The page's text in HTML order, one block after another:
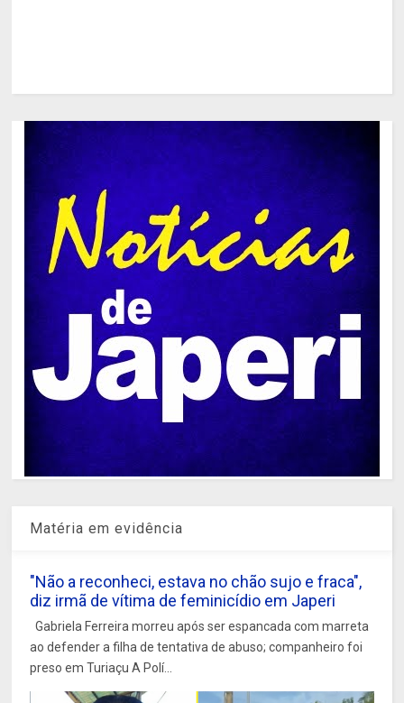
Matéria em evidência
"Não a reconheci, estava no chão sujo e fraca",
diz irmã de vítima de feminicídio em Japeri
Gabriela Ferreira morreu após ser espancada com marreta
ao defender a filha de tentativa de abuso; companheiro foi
preso em Turiaçu A Polí...